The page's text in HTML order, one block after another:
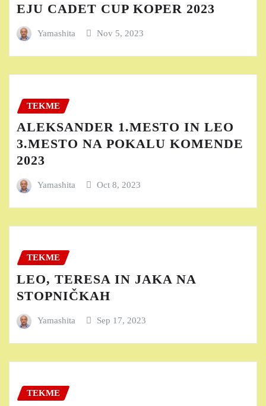
EJU CADET CUP KOPER 2023
Yamashita Nov 5, 2023
TEKME
ALEKSANDER 1.MESTO IN LEO
3.MESTO NA POKALU KOMENDE
2023
Yamashita Oct 8, 2023
TEKME
LEO, TERESA IN JAKA NA
STOPNIČKAH
Yamashita Sep 17, 2023
TEKME